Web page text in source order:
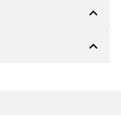
expand_less
。房主随后会向您
expand_less